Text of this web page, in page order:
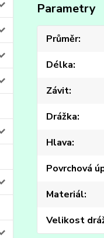
Parametry
Průměr
Délka
Závit
Drážka
Hlava
Povrchová
Materiál
Velikost